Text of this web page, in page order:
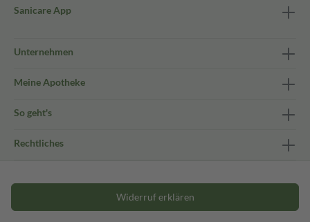
Sanicare App
Unternehmen
Meine Apotheke
So geht's
Rechtliches
Widerruf erklären